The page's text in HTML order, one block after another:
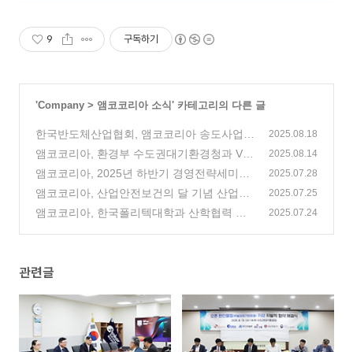
9 구독하기
'Company > 앰코코리아 소식' 카테고리의 다른 글
한국반도체산업협회, 앰코코리아 송도사업장
방문
(6)
2025.08.18
앰코코리아, 환경부 수도권대기환경청과 VO
Cs 저감 자율협약 체결
(7)
2025.08.14
앰코코리아, 2025년 하반기 경영전략세미나
개최
(1)
2025.07.28
앰코코리아, 산업안전보건의 달 기념 산업재
해예방 유공 표창 수상
(2)
2025.07.25
앰코코리아, 한국폴리텍대학과 산학협력 업
2025.07.24
관련글